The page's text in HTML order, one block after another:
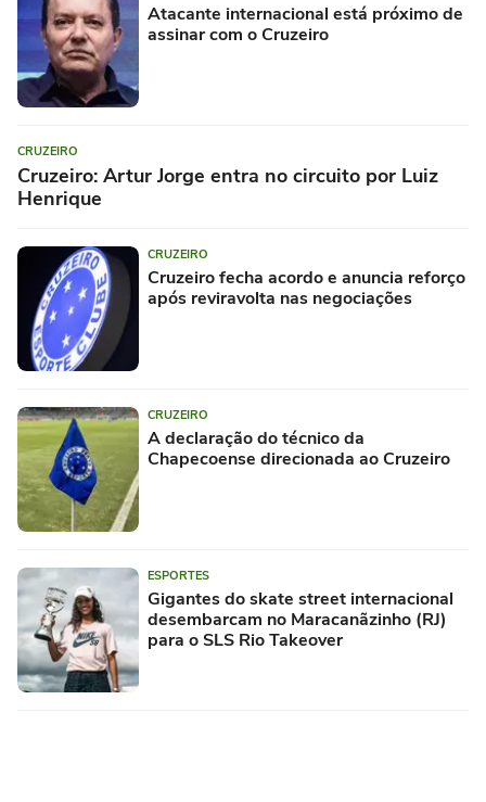
Atacante internacional está próximo de
assinar com o Cruzeiro
CRUZEIRO
Cruzeiro: Artur Jorge entra no circuito por Luiz
Henrique
CRUZEIRO
Cruzeiro fecha acordo e anuncia reforço
após reviravolta nas negociações
CRUZEIRO
A declaração do técnico da
Chapecoense direcionada ao Cruzeiro
ESPORTES
Gigantes do skate street internacional
desembarcam no Maracanãzinho (RJ)
para o SLS Rio Takeover